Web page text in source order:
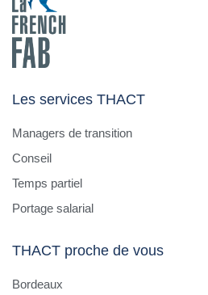
Les services THACT
Managers de transition
Conseil
Temps partiel
Portage salarial
THACT proche de vous
Bordeaux